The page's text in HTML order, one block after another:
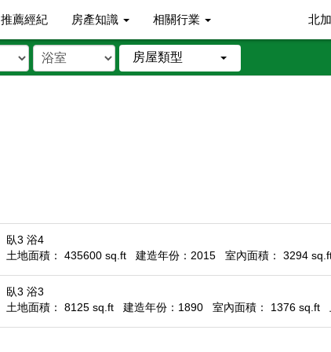
推薦經紀 房產知識 相關行業 北
房屋類型
臥3 浴4
土地面積： 435600 sq.ft
建造年份：2015 室內面積： 3294
臥3 浴3
土地面積： 8125 sq.ft
建造年份：1890 室內面積： 1376 sq.ft